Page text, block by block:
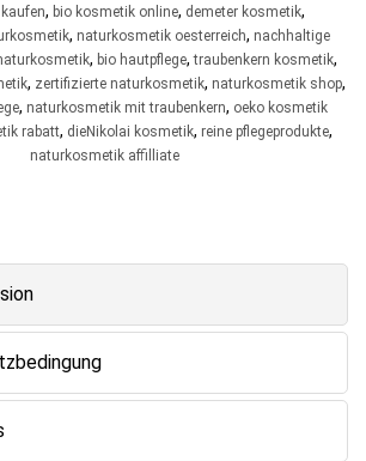
, bio kosmetik online, demeter kosmetik,
, naturkosmetik oesterreich, nachhaltige
, bio hautpflege,traubenkern kosmetik,
, zertifizierte naturkosmetik, naturkosmetik shop,
, naturkosmetik mit traubenkern, oeko kosmetik
rabatt, dieNikolai kosmetik, reine pflegeprodukte,
naturkosmetik affilliate